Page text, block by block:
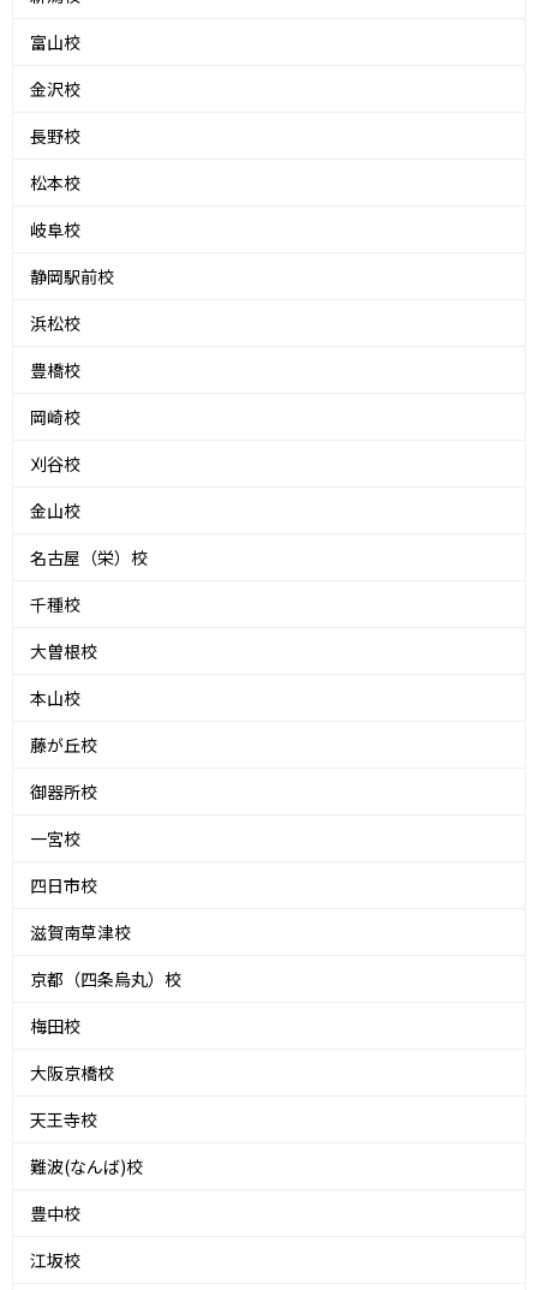
富山校
金沢校
長野校
松本校
岐阜校
静岡駅前校
浜松校
豊橋校
岡崎校
刈谷校
金山校
名古屋（栄）校
千種校
大曽根校
本山校
藤が丘校
御器所校
一宮校
四日市校
滋賀南草津校
京都（四条烏丸）校
梅田校
大阪京橋校
天王寺校
難波(なんば)校
豊中校
江坂校